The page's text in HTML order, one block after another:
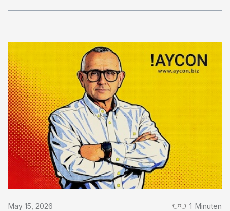
May 15, 2026 1 Minuten